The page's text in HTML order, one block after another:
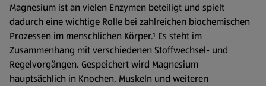
Magnesium ist an vielen Enzymen beteiligt und spielt
dadurch eine wichtige Rolle bei zahlreichen biochemischen
Prozessen im menschlichen Körper.¹ Es steht im
Zusammenhang mit verschiedenen Stoffwechsel- und
Regelvorgängen. Gespeichert wird Magnesium
hauptsächlich in Knochen, Muskeln und weiteren